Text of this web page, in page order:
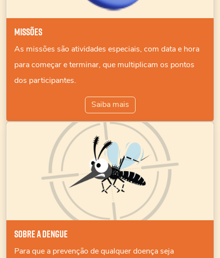
Missões
As missões são atividades especiais, com data e hora
para começar e terminar, que multiplicam os pontos
dos participantes.
Saiba mais
Sobre a dengue
Para que a prevenção de qualquer doença seja